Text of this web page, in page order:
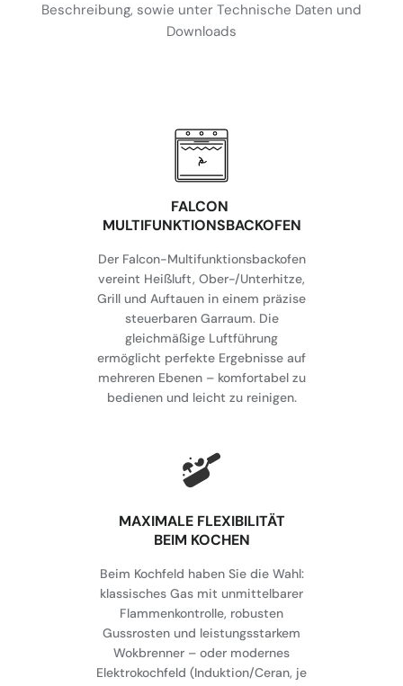
Beschreibung, sowie unter Technische Daten und
Downloads
FALCON
MULTIFUNKTIONSBACKOFEN
Der Falcon-Multifunktionsbackofen
vereint Heißluft, Ober-/Unterhitze,
Grill und Auftauen in einem präzise
steuerbaren Garraum. Die
gleichmäßige Luftführung
ermöglicht perfekte Ergebnisse auf
mehreren Ebenen – komfortabel zu
bedienen und leicht zu reinigen.
MAXIMALE FLEXIBILITÄT
BEIM KOCHEN
Beim Kochfeld haben Sie die Wahl:
klassisches Gas mit unmittelbarer
Flammenkontrolle, robusten
Gussrosten und leistungsstarkem
Wokbrenner – oder modernes
Elektrokochfeld (Induktion/Ceran, je